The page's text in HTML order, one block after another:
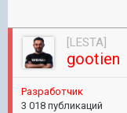
[LESTA]
gootien
Pазработчик
3 018 публикаций